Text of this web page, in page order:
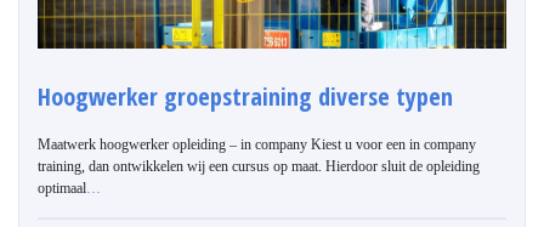
Hoogwerker groepstraining diverse typen
Maatwerk hoogwerker opleiding – in company Kiest u voor een in company
training, dan ontwikkelen wij een cursus op maat. Hierdoor sluit de opleiding
optimaal…